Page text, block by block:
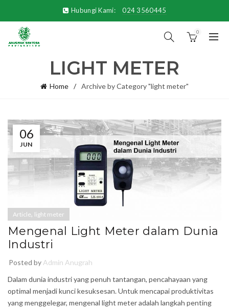
Hubungi Kami: 024 3560445
0
LIGHT METER
Home Archive by Category "light meter"
06
JUN
Article, light meter
Mengenal Light Meter dalam Dunia
Industri
Posted by Admin Anugrah
Dalam dunia industri yang penuh tantangan, pencahayaan yang
optimal menjadi kunci kesuksesan. Untuk mencapai produktivitas
yang menggelegar, mengenal light meter adalah langkah penting